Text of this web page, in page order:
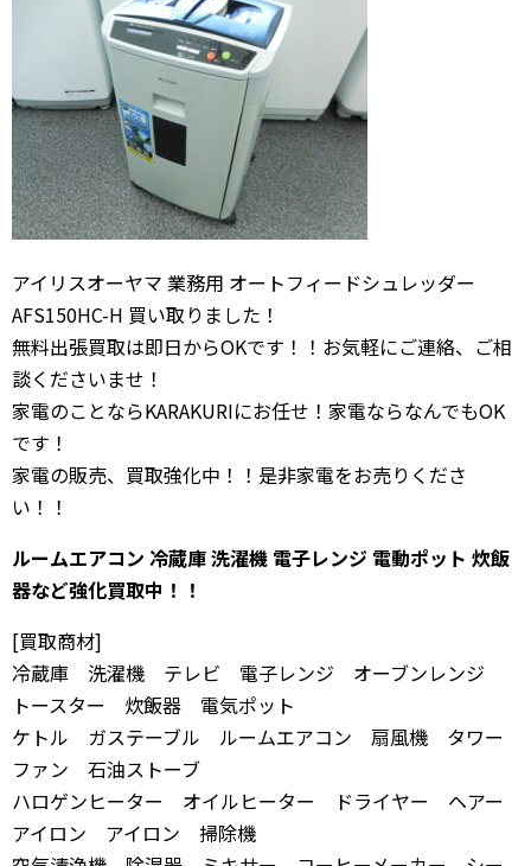
アイリスオーヤマ 業務用 オートフィードシュレッダー
AFS150HC-H 買い取りました！
無料出張買取は即日からOKです！！お気軽にご連絡、ご相
談くださいませ！
家電のことならKARAKURIにお任せ！家電ならなんでもOK
です！
家電の販売、買取強化中！！是非家電をお売りくださ
い！！
ルームエアコン 冷蔵庫 洗濯機 電子レンジ 電動ポット 炊飯
器など強化買取中！！
[買取商材]
冷蔵庫 洗濯機 テレビ 電子レンジ オーブンレンジ
トースター 炊飯器 電気ポット
ケトル ガステーブル ルームエアコン 扇風機 タワー
ファン 石油ストーブ
ハロゲンヒーター オイルヒーター ドライヤー ヘアー
アイロン アイロン 掃除機